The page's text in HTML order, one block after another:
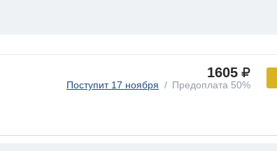
1605
Поступит 17 ноября Предоплата 50%